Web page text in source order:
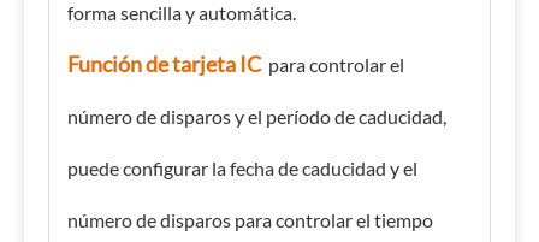
forma sencilla y automática.
Función de tarjeta IC para controlar el
número de disparos y el período de caducidad,
puede configurar la fecha de caducidad y el
número de disparos para controlar el tiempo